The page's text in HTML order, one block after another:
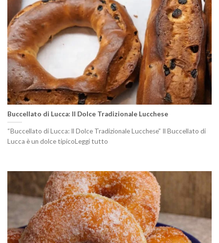
Buccellato di Lucca: Il Dolce Tradizionale Lucchese
“Buccellato di Lucca: Il Dolce Tradizionale Lucchese” Il Buccellato di
Lucca è un dolce tipicoLeggi tutto